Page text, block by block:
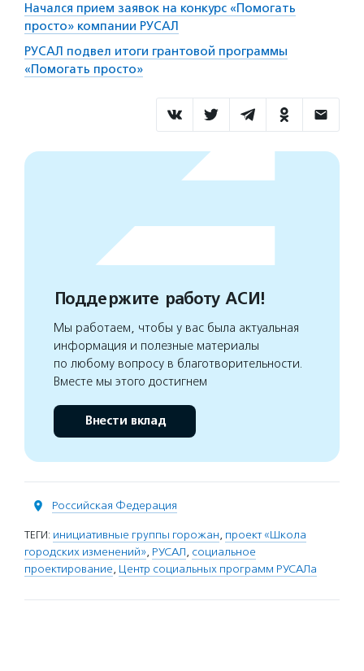
Начался прием заявок на конкурс «Помогать
просто» компании РУСАЛ
РУСАЛ подвел итоги грантовой программы
«Помогать просто»
Поддержите работу АСИ!
Мы работаем, чтобы у вас была актуальная
информация и полезные материалы
по любому вопросу в благотворительности.
Вместе мы этого достигнем
Внести вклад
Российская Федерация
ТЕГИ: инициативные группы горожан, проект «Школа
городских изменений», РУСАЛ, социальное
проектирование, Центр социальных программ РУСАЛа